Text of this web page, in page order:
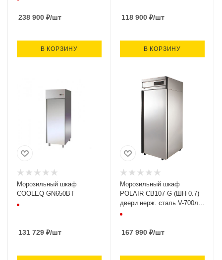
238 900 ₽/шт
В КОРЗИНУ
118 900 ₽/шт
В КОРЗИНУ
Морозильный шкаф
COOLEQ GN650BT
131 729 ₽/шт
Морозильный шкаф
POLAIR CB107-G (ШН-0.7)
двери нерж. сталь V-700л,
t= не выше -18С,
167 990 ₽/шт